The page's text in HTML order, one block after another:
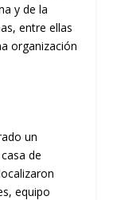
y de la
entre ellas
organización
un
de
equipo